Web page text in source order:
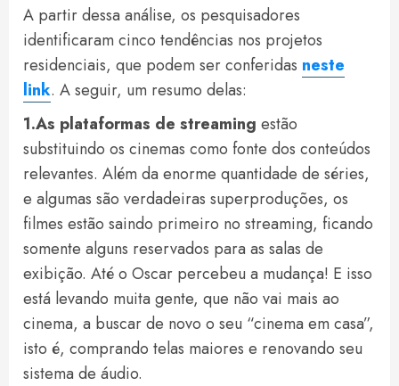
A partir dessa análise, os pesquisadores
identificaram cinco tendências nos projetos
residenciais, que podem ser conferidas neste
link. A seguir, um resumo delas:
1.As plataformas de streaming estão
substituindo os cinemas como fonte dos conteúdos
relevantes. Além da enorme quantidade de séries,
e algumas são verdadeiras superproduções, os
filmes estão saindo primeiro no streaming, ficando
somente alguns reservados para as salas de
exibição. Até o Oscar percebeu a mudança! E isso
está levando muita gente, que não vai mais ao
cinema, a buscar de novo o seu “cinema em casa”,
isto é, comprando telas maiores e renovando seu
sistema de áudio.